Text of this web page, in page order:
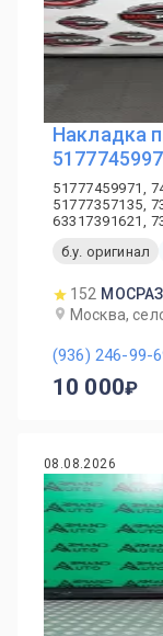
Накладка
51777459971,
51777357135,
63317391621,
б.у. оригинал
152
Москва,
(936) 246-99-
10 000
08.08.2026